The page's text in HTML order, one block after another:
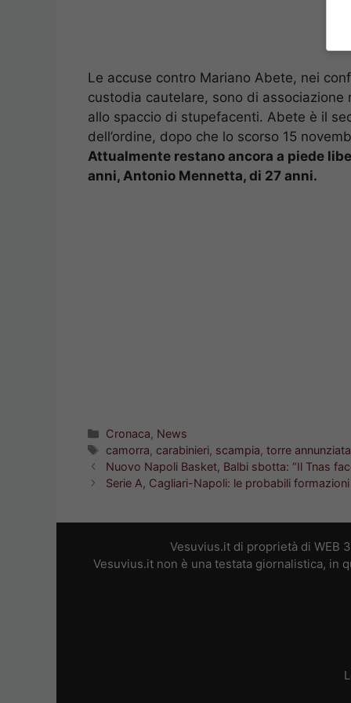
Le accuse contro Mariano Abete, nei
custodia cautelare, sono di
allo spaccio di stupefacenti. Abete è il
dell’ordine, dopo che lo scorso 15
Attualmente restano ancora a piede
anni, Antonio Mennetta, di 27 anni.
Categorie
Cronaca, News
Tag
camorra, carabinieri, scampia,torre annunziata
Nuovo Napoli Basket, Balbi sbotta: “Il Tnas
Serie A, Cagliari-Napoli: le probabili formazioni
Vesuvius.it di proprietà di WEB
Vesuvius.it non è una testata giornalistica, in